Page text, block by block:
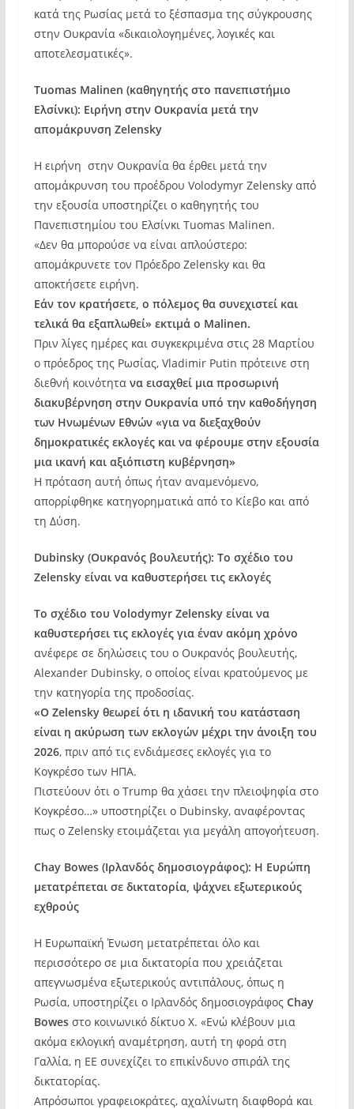
κατά της Ρωσίας μετά το ξέσπασμα της σύγκρουσης
στην Ουκρανία «δικαιολογημένες, λογικές και
αποτελεσματικές».
Tuomas Malinen (καθηγητής στο πανεπιστήμιο
Ελσίνκι): Ειρήνη στην Ουκρανία μετά την
απομάκρυνση Zelensky
Η ειρήνη στην Ουκρανία θα έρθει μετά την
απομάκρυνση του προέδρου Volodymyr Zelensky από
την εξουσία υποστηρίζει ο καθηγητής του
Πανεπιστημίου του Ελσίνκι Tuomas Malinen.
«Δεν θα μπορούσε να είναι απλούστερο:
απομάκρυνετε τον Πρόεδρο Zelensky και θα
αποκτήσετε ειρήνη.
Εάν τον κρατήσετε, ο πόλεμος θα συνεχιστεί και
τελικά θα εξαπλωθεί» εκτιμά ο Malinen.
Πριν λίγες ημέρες και συγκεκριμένα στις 28 Μαρτίου
ο πρόεδρος της Ρωσίας, Vladimir Putin πρότεινε στη
διεθνή κοινότητα να εισαχθεί μια προσωρινή
διακυβέρνηση στην Ουκρανία υπό την καθοδήγηση
των Ηνωμένων Εθνών «για να διεξαχθούν
δημοκρατικές εκλογές και να φέρουμε στην εξουσία
μια ικανή και αξιόπιστη κυβέρνηση»
Η πρόταση αυτή όπως ήταν αναμενόμενο,
απορρίφθηκε κατηγορηματικά από το Κίεβο και από
τη Δύση.
Dubinsky (Ουκρανός βουλευτής): Το σχέδιο του
Zelensky είναι να καθυστερήσει τις εκλογές
Το σχέδιο του Volodymyr Zelensky είναι να
καθυστερήσει τις εκλογές για έναν ακόμη χρόνο
ανέφερε σε δηλώσεις του ο Ουκρανός βουλευτής,
Alexander Dubinsky, ο οποίος είναι κρατούμενος με
την κατηγορία της προδοσίας.
«Ο Zelensky θεωρεί ότι η ιδανική του κατάσταση
είναι η ακύρωση των εκλογών μέχρι την άνοιξη του
2026, πριν από τις ενδιάμεσες εκλογές για το
Κογκρέσο των ΗΠΑ.
Πιστεύουν ότι ο Trump θα χάσει την πλειοψηφία στο
Κογκρέσο…» υποστηρίζει ο Dubinsky, αναφέροντας
πως ο Zelensky ετοιμάζεται για μεγάλη απογοήτευση.
Chay Bowes (Ιρλανδός δημοσιογράφος): Η Ευρώπη
μετατρέπεται σε δικτατορία, ψάχνει εξωτερικούς
εχθρούς
Η Ευρωπαϊκή Ένωση μετατρέπεται όλο και
περισσότερο σε μια δικτατορία που χρειάζεται
απεγνωσμένα εξωτερικούς αντιπάλους, όπως η
Ρωσία, υποστηρίζει ο Ιρλανδός δημοσιογράφος Chay
Bowesστο κοινωνικό δίκτυο X. «Ενώ κλέβουν μια
ακόμα εκλογική αναμέτρηση, αυτή τη φορά στη
Γαλλία, η ΕΕ συνεχίζει το επικίνδυνο σπιράλ της
δικτατορίας.
Απρόσωποι γραφειοκράτες, αχαλίνωτη διαφθορά και